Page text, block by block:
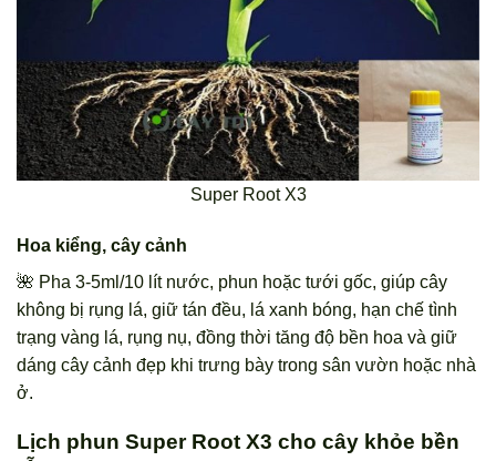
Super Root X3
Hoa kiểng, cây cảnh
🌺 Pha 3-5ml/10 lít nước, phun hoặc tưới gốc, giúp cây
không bị rụng lá, giữ tán đều, lá xanh bóng, hạn chế tình
trạng vàng lá, rụng nụ, đồng thời tăng độ bền hoa và giữ
dáng cây cảnh đẹp khi trưng bày trong sân vườn hoặc nhà
ở.
Lịch phun Super Root X3 cho cây khỏe bền